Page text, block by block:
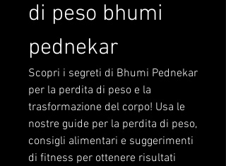
di peso bhumi
pednekar
Scopri i segreti di Bhumi Pednekar
per la perdita di peso e la
trasformazione del corpo! Usa le
nostre guide per la perdita di peso,
consigli alimentari e suggerimenti
di fitness per ottenere risultati